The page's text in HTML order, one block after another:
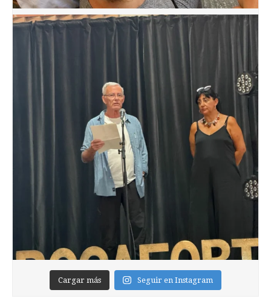
Cargar más Seguir en Instagram